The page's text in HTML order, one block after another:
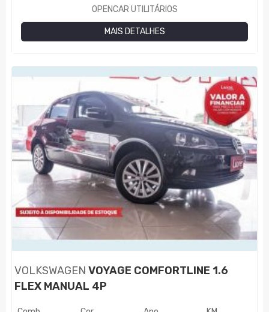
OPENCAR UTILITÁRIOS
MAIS DETALHES
VOLKSWAGEN VOYAGE COMFORTLINE 1.6
FLEX MANUAL 4P